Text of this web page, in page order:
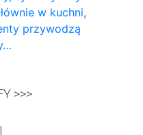
w kuchni,
przywodzą
>>>